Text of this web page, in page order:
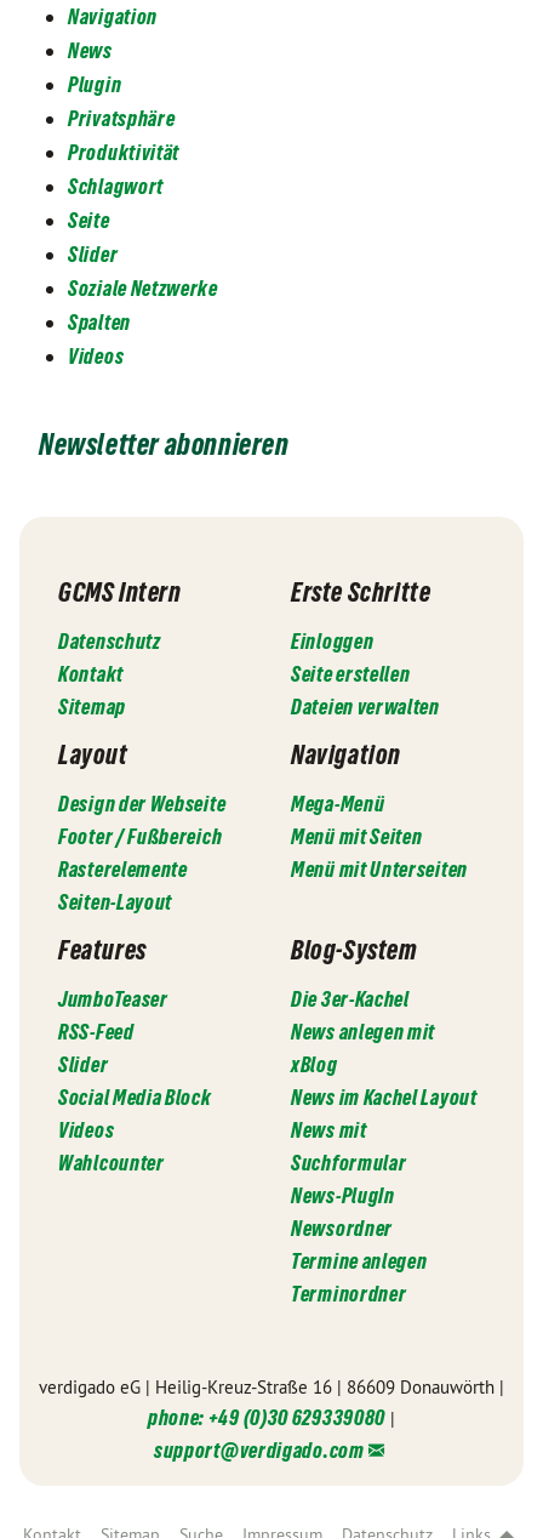
Navigation
News
Plugin
Privatsphäre
Produktivität
Schlagwort
Seite
Slider
Soziale Netzwerke
Spalten
Videos
Newsletter abonnieren
GCMS Intern
Datenschutz
Kontakt
Sitemap
Erste Schritte
Einloggen
Seite erstellen
Dateien verwalten
Layout
Design der Webseite
Footer / Fußbereich
Rasterelemente
Seiten-Layout
Navigation
Mega-Menü
Menü mit Seiten
Menü mit Unterseiten
Features
JumboTeaser
RSS-Feed
Slider
Social Media Block
Videos
Wahlcounter
Blog-System
Die 3er-Kachel
News anlegen mit
xBlog
News im Kachel Layout
News mit
Suchformular
News-PlugIn
Newsordner
Termine anlegen
Terminordner
verdigado eG | Heilig-Kreuz-Straße 16 | 86609 Donauwörth |
phone: +49 (0)30 629339080 |
support@verdigado.com